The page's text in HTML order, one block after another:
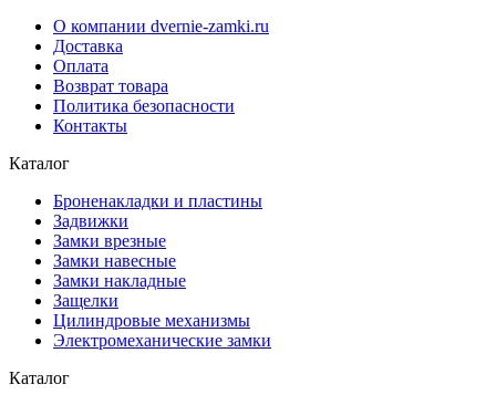
О компании dvernie-zamki.ru
Доставка
Оплата
Возврат товара
Политика безопасности
Контакты
Каталог
Броненакладки и пластины
Задвижки
Замки врезные
Замки навесные
Замки накладные
Защелки
Цилиндровые механизмы
Электромеханические замки
Каталог